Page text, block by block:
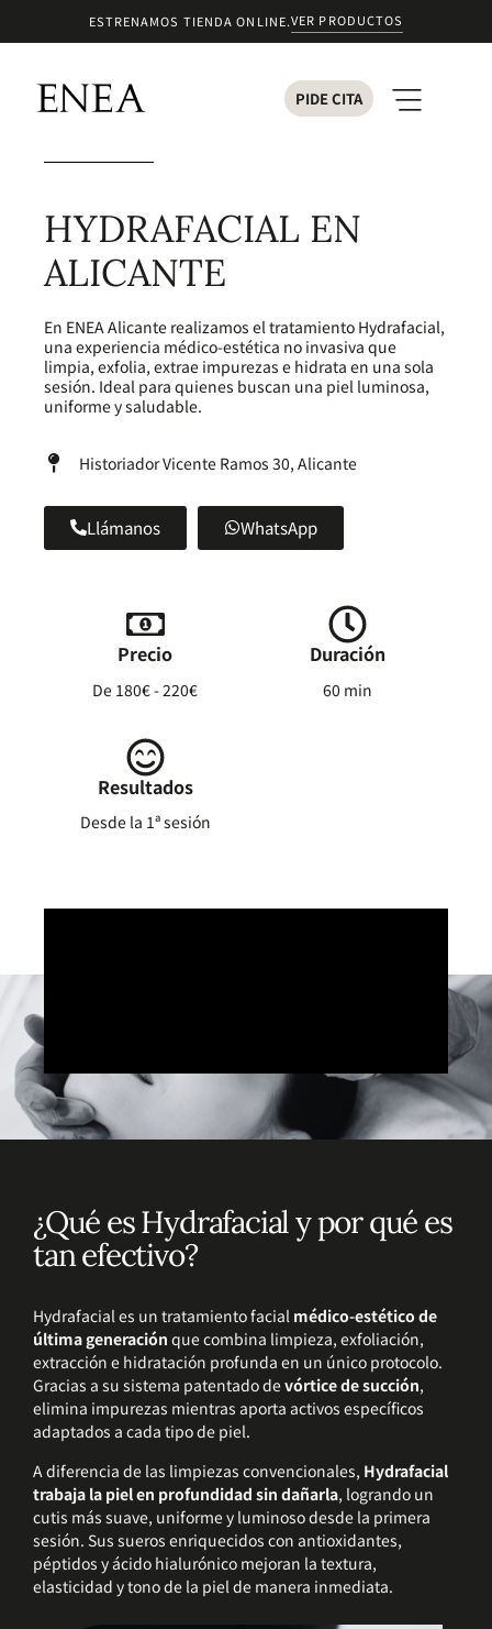
ESTRENAMOS TIENDA ONLINE.VER PRODUCTOS
PIDE CITA
HYDRAFACIAL EN
ALICANTE
En ENEA Alicante realizamos el tratamiento Hydrafacial,
una experiencia médico-estética no invasiva que
limpia, exfolia, extrae impurezas e hidrata en una sola
sesión. Ideal para quienes buscan una piel luminosa,
uniforme y saludable.
Historiador Vicente Ramos 30, Alicante
Llámanos WhatsApp
Precio
De 180€ - 220€
Duración
60 min
Resultados
Desde la 1ª sesión
¿Qué es Hydrafacial y por qué es
tan efectivo?
Hydrafacial es un tratamiento facial médico-estético de
última generación que combina limpieza, exfoliación,
extracción e hidratación profunda en un único protocolo.
Gracias a su sistema patentado devórtice de succión,
elimina impurezas mientras aporta activos específicos
adaptados a cada tipo de piel.
A diferencia de las limpiezas convencionales, Hydrafacial
trabaja la piel en profundidad sin dañarla, logrando un
cutis más suave, uniforme y luminoso desde la primera
sesión. Sus sueros enriquecidos con antioxidantes,
péptidos y ácido hialurónico mejoran la textura,
elasticidad y tono de la piel de manera inmediata.